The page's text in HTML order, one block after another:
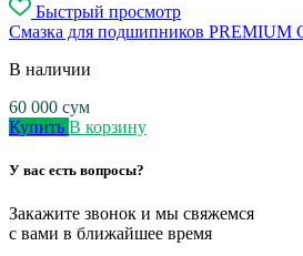
Быстрый просмотр
Смазка для подшипников PREMIUM
В наличии
60 000 сум
Купить В корзину
У вас есть вопросы?
Закажите звонок и мы свяжемся
с вами в ближайшее время